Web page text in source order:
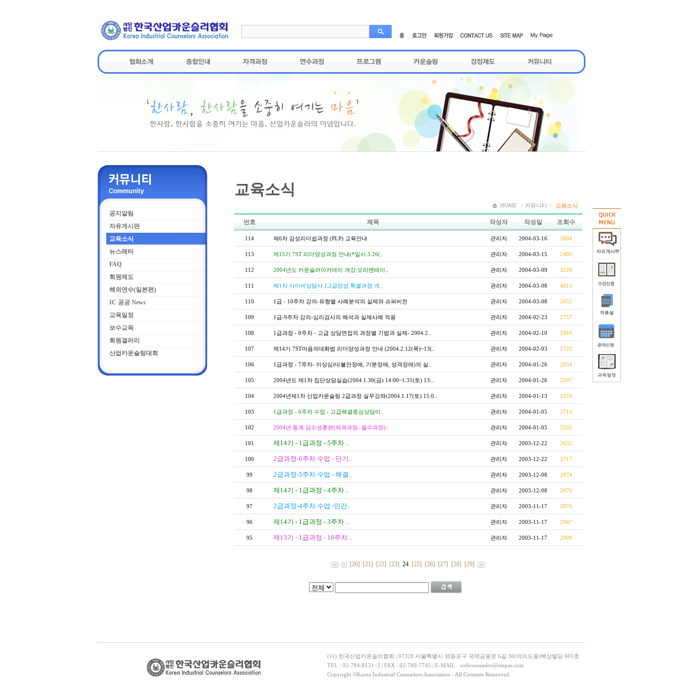
공지알림
자유게시판
교육소식
뉴스레터
FAQ
회원제도
해외연수(일본편)
IC 공공 News
교육일정
보수교육
회원갤러리
산업카운슬링대회
교육소식
HOME 커뮤니티 교육소식
번호 제목 작성자 작성일 조회수
114 제6차 감성리더쉽과정 (PLP) 교육안내 관리자 2004-03-16 2804
113 제15기 7ST 리더양성과정 안내(*일시:3.26(.. 관리자 2004-03-15 2495
112 2004년도 카운슬러아카데미 개강 오리엔테이.. 관리자 2004-03-09 3228
111 제1차 사이버상담사 1,2급양성 특별과정 개.. 관리자 2004-03-08 4013
110 1급 - 10주차 강의-유형별 사례분석의 실제와 슈퍼비전 관리자 2004-03-08 2652
109 1급-9주차 강의-심리검사의 해석과 실제사례 적용 관리자 2004-02-23 2757
108 1급과정 - 8주차 - 고급 상담면접의 과정별 기법과 실제- 2004.2.. 관리자 2004-02-10 2916
107 제14기 7ST마음의대화법 리더양성과정 안내 (2004.2.12(목)~13(.. 관리자 2004-02-03 2723
106 1급과정 - 7주차- 이상심리(불안장애, 기분장애, 성격장애)의 실.. 관리자 2004-01-26 2834
105 2004년도 제1차 집단상담실습(2004.1.30(금) 14:00~1.31(토) 13:.. 관리자 2004-01-26 2597
104 2004년제1차 산업카운슬링 2급과정 실무강좌(2004.1.17(토) 15:0.. 관리자 2004-01-13 2574
103 1급과정 - 6주차 수업 - 고급해결중심상담이.. 관리자 2004-01-05 2714
102 2004년 동계 감수성훈련(자격과정- 필수과정).. 관리자 2004-01-05 2502
101 제14기 - 1급과정 - 5주차 .. 관리자 2003-12-22 2632
100 2급과정-6주차 수업 - 단기.. 관리자 2003-12-22 2717
99 2급과정-5주차 수업 - 해결.. 관리자 2003-12-08 2874
98 제14기 - 1급과정 - 4주차 .. 관리자 2003-12-08 2670
97 2급과정-4주차 수업 -인간.. 관리자 2003-11-17 2870
96 제14기 - 1급과정 - 3주차 .. 관리자 2003-11-17 2967
95 제13기 - 1급과정 - 10주차 .. 관리자 2003-11-17 2909
[20] [21] [22] [23] 24 [25] [26] [27] [28] [29]
(사) 한국산업카운슬러협회 | 07328 서울특별시 영등포구 국제금융로 6길 30(여의도동)백상빌딩 601호
TEL : 02-784-8131~3 | FAX : 02-780-7745 | E-MAIL : webcounselor@empas.com
Copyright ©Korea Industrial Counselors Association - All Contents Resereved.